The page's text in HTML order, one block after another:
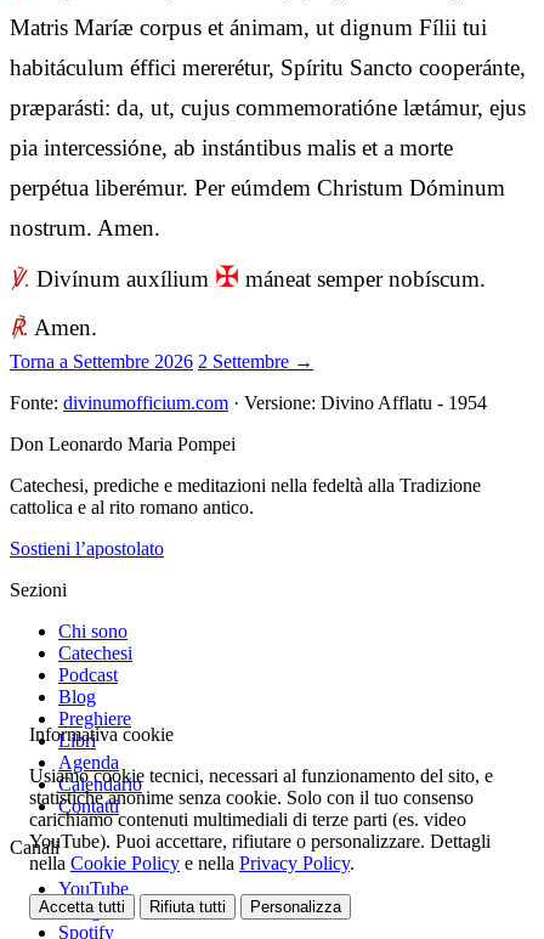
Matris Maríæ corpus et ánimam, ut dignum Fílii tui
habitáculum éffici mererétur, Spíritu Sancto cooperánte,
præparásti: da, ut, cujus commemoratióne lætámur, ejus
pia intercessióne, ab instántibus malis et a morte
perpétua liberémur. Per eúmdem Christum Dóminum
nostrum. Amen.
℣. Divínum auxílium ✠ máneat semper nobíscum.
℟. Amen.
Torna a Settembre 2026 2 Settembre →
Fonte: divinumofficium.com · Versione: Divino Afflatu - 1954
Don Leonardo Maria Pompei
Catechesi, prediche e meditazioni nella fedeltà alla Tradizione
cattolica e al rito romano antico.
Sostieni l’apostolato
Sezioni
Chi sono
Catechesi
Podcast
Blog
Preghiere
Libri
Agenda
Calendario
Contatti
Canali
YouTube
Telegram
Spotify
Informativa cookie
Usiamo cookie tecnici, necessari al funzionamento del sito, e
statistiche anonime senza cookie. Solo con il tuo consenso
carichiamo contenuti multimediali di terze parti (es. video
YouTube). Puoi accettare, rifiutare o personalizzare. Dettagli
nella Cookie Policy e nella Privacy Policy.
Accetta tutti Rifiuta tutti Personalizza